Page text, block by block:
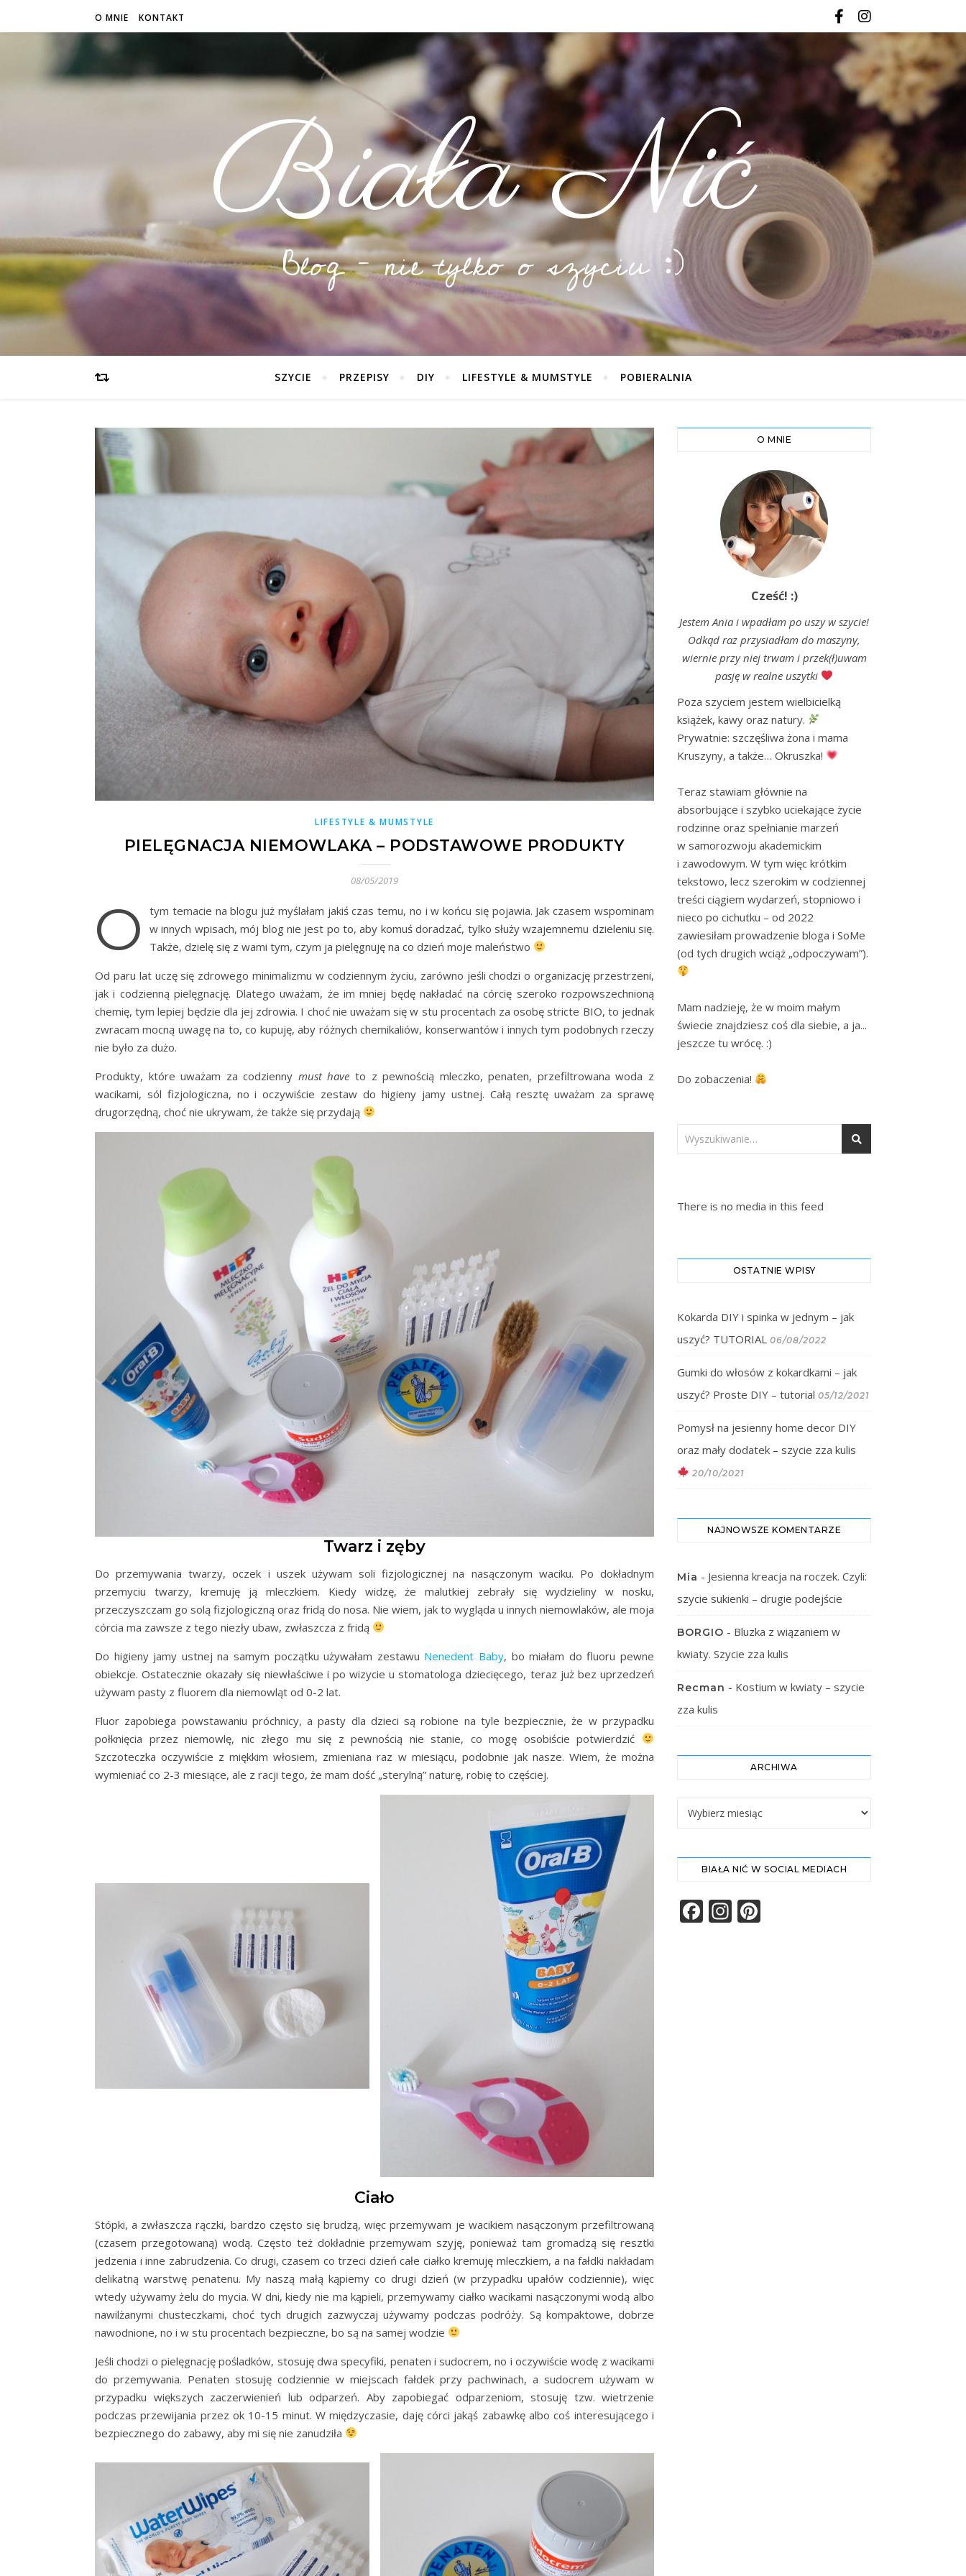
O MNIE KONTAKT
Biała Nić
Blog – nie tylko o szyciu :)
SZYCIE PRZEPISY DIY LIFESTYLE & MUMSTYLE POBIERALNIA
LIFESTYLE & MUMSTYLE
PIELĘGNACJA NIEMOWLAKA – PODSTAWOWE PRODUKTY
08/05/2019
O
tym temacie na blogu już myślałam jakiś czas temu, no i w końcu się pojawia. Jak czasem wspominam
w innych wpisach, mój blog nie jest po to, aby komuś doradzać, tylko służy wzajemnemu dzieleniu się.
Także, dzielę się z wami tym, czym ja pielęgnuję na co dzień moje maleństwo
Od paru lat uczę się zdrowego minimalizmu w codziennym życiu, zarówno jeśli chodzi o organizację przestrzeni,
jak i codzienną pielęgnację. Dlatego uważam, że im mniej będę nakładać na córcię szeroko rozpowszechnioną
chemię, tym lepiej będzie dla jej zdrowia. I choć nie uważam się w stu procentach za osobę stricte BIO, to jednak
zwracam mocną uwagę na to, co kupuję, aby różnych chemikaliów, konserwantów i innych tym podobnych rzeczy
nie było za dużo.
Produkty, które uważam za codzienny must have to z pewnością mleczko, penaten, przefiltrowana woda z
wacikami, sól fizjologiczna, no i oczywiście zestaw do higieny jamy ustnej. Całą resztę uważam za sprawę
drugorzędną, choć nie ukrywam, że także się przydają
Twarz i zęby
Do przemywania twarzy, oczek i uszek używam soli fizjologicznej na nasączonym waciku. Po dokładnym
przemyciu twarzy, kremuję ją mleczkiem. Kiedy widzę, że malutkiej zebrały się wydzieliny w nosku,
przeczyszczam go solą fizjologiczną oraz fridą do nosa. Nie wiem, jak to wygląda u innych niemowlaków, ale moja
córcia ma zawsze z tego niezły ubaw, zwłaszcza z fridą
Do higieny jamy ustnej na samym początku używałam zestawu Nenedent Baby, bo miałam do fluoru pewne
obiekcje. Ostatecznie okazały się niewłaściwe i po wizycie u stomatologa dziecięcego, teraz już bez uprzedzeń
używam pasty z fluorem dla niemowląt od 0-2 lat.
Fluor zapobiega powstawaniu próchnicy, a pasty dla dzieci są robione na tyle bezpiecznie, że w przypadku
połknięcia przez niemowlę, nic złego mu się z pewnością nie stanie, co mogę osobiście potwierdzić
Szczoteczka oczywiście z miękkim włosiem, zmieniana raz w miesiącu, podobnie jak nasze. Wiem, że można
wymieniać co 2-3 miesiące, ale z racji tego, że mam dość „sterylną” naturę, robię to częściej.
Ciało
Stópki, a zwłaszcza rączki, bardzo często się brudzą, więc przemywam je wacikiem nasączonym przefiltrowaną
(czasem przegotowaną) wodą. Często też dokładnie przemywam szyję, ponieważ tam gromadzą się resztki
jedzenia i inne zabrudzenia. Co drugi, czasem co trzeci dzień całe ciałko kremuję mleczkiem, a na fałdki nakładam
delikatną warstwę penatenu. My naszą małą kąpiemy co drugi dzień (w przypadku upałów codziennie), więc
wtedy używamy żelu do mycia. W dni, kiedy nie ma kąpieli, przemywamy ciałko wacikami nasączonymi wodą albo
nawilżanymi chusteczkami, choć tych drugich zazwyczaj używamy podczas podróży. Są kompaktowe, dobrze
nawodnione, no i w stu procentach bezpieczne, bo są na samej wodzie
Jeśli chodzi o pielęgnację pośladków, stosuję dwa specyfiki, penaten i sudocrem, no i oczywiście wodę z wacikami
do przemywania. Penaten stosuję codziennie w miejscach fałdek przy pachwinach, a sudocrem używam w
przypadku większych zaczerwienień lub odparzeń. Aby zapobiegać odparzeniom, stosuję tzw. wietrzenie
podczas przewijania przez ok 10-15 minut. W międzyczasie, daję córci jakąś zabawkę albo coś interesującego i
bezpiecznego do zabawy, aby mi się nie zanudziła
O MNIE
Cześć! :)
Jestem Ania i wpadłam po uszy w szycie!
Odkąd raz przysiadłam do maszyny,
wiernie przy niej trwam i przek(ł)uwam
pasję w realne uszytki
Poza szyciem jestem wielbicielką
książek, kawy oraz natury.
Prywatnie: szczęśliwa żona i mama
Kruszyny, a także… Okruszka!
Teraz stawiam głównie na
absorbujące i szybko uciekające życie
rodzinne oraz spełnianie marzeń
w samorozwoju akademickim
i zawodowym. W tym więc krótkim
tekstowo, lecz szerokim w codziennej
treści ciągiem wydarzeń, stopniowo i
nieco po cichutku – od 2022
zawiesiłam prowadzenie bloga i SoMe
(od tych drugich wciąż „odpoczywam”).
Mam nadzieję, że w moim małym
świecie znajdziesz coś dla siebie, a ja...
jeszcze tu wrócę. :)
Do zobaczenia!
There is no media in this feed
OSTATNIE WPISY
Kokarda DIY i spinka w jednym – jak
uszyć? TUTORIAL 06/08/2022
Gumki do włosów z kokardkami – jak
uszyć? Proste DIY – tutorial 05/12/2021
Pomysł na jesienny home decor DIY
oraz mały dodatek – szycie zza kulis
20/10/2021
NAJNOWSZE KOMENTARZE
Mia - Jesienna kreacja na roczek. Czyli:
szycie sukienki – drugie podejście
BORGIO - Bluzka z wiązaniem w
kwiaty. Szycie zza kulis
Recman - Kostium w kwiaty – szycie
zza kulis
ARCHIWA
BIAŁA NIĆ W SOCIAL MEDIACH
Facebook
Instagram